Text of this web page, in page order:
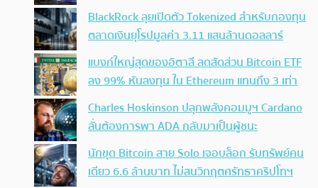
BlackRock ลุยเปิดตัว Tokenized สำหรับกองทุน
ตลาดเงินยุโรปมูลค่า 3.11 แสนล้านดอลลาร์
แบงก์ใหญ่สุดของอิตาลี ลดสัดส่วน Bitcoin ETF
ลง 99% หันลงทุน ใน Ethereum แทนถึง 3 เท่า
Charles Hoskinson ปลุกพลังคอมมูฯ Cardano
ลั่นต้องการพา ADA กลับมาเป็นผู้ชนะ
นักขุด Bitcoin สาย Solo เจอบล็อก รับทรัพย์คน
เดียว 6.6 ล้านบาท ไม่สนวิกฤตศรัทธาคริปโทฯ